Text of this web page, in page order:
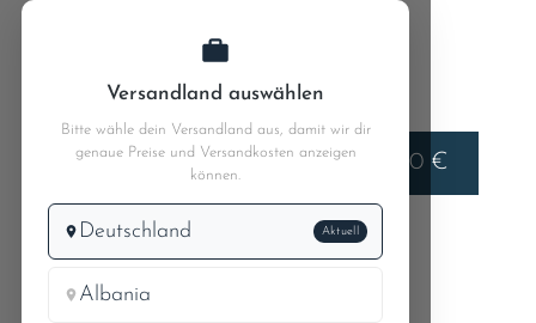
Liefern nach
Deutschland 0,00 €
MB W110
MB 190c 110.010
Versandland auswählen
Bitte wähle dein Versandland aus, damit wir dir
genaue Preise und Versandkosten anzeigen
können.
Deutschland Aktuell
Albania